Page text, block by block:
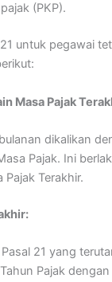
(PKP).
untuk pegawai
Masa Pajak
dikalikan
Pajak. Ini
Pajak Terakhir.
21 yang
Pajak